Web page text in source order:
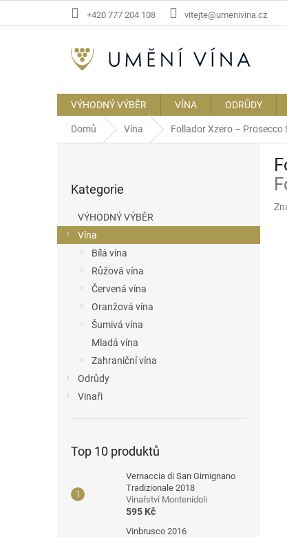
+420 777 204 108 vitejte@umenivina.cz
VÝHODNÝ VÝBĚR VÍNA ODRŮDY
Domů Vína Follador Xzero – Prosecco
a
n
kategorie
Kategorie
VÝHODNÝ VÝBĚR
Vína
Bílá vína
Růžová vína
Červená vína
Oranžová vína
Šumivá vína
Mladá vína
Zahraniční vína
Odrůdy
Vinaři
Top 10 produktů
Vernaccia di San Gimignano
Tradizionale 2018
Vinařství Montenidoli
595 Kč
Vinbrusco 2016